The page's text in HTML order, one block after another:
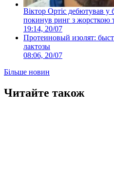
Віктор Ортіс дебютував у
покинув ринг з жорсткою
19:14, 20/07
Протеиновый изолят:
лактозы
08:06, 20/07
Більше новин
Читайте також